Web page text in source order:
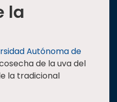
la
Autónoma de
de la uva del
la tradicional